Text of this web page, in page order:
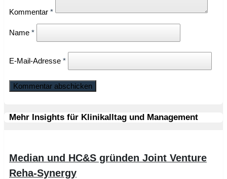
Kommentar *
Name *
E-Mail-Adresse *
Mehr Insights für Klinikalltag und Management
Median und HC&S gründen Joint Venture
Reha-Synergy